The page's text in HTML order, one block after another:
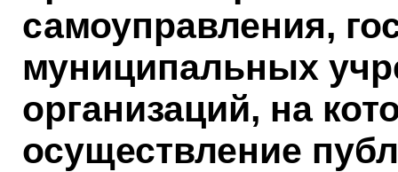
самоуправления,
муниципальных
организаций, на
осуществление